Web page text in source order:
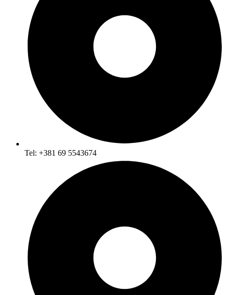
Tel: +381 69 5543674